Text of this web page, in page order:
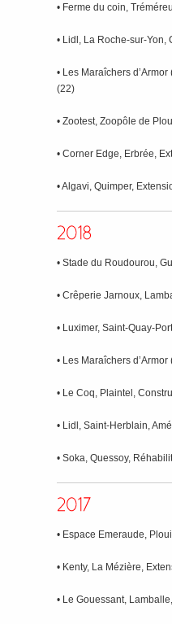
• Ferme du coin,
• Lidl, La Roche-sur-Yon,
• Les Maraîchers
(22)
• Zootest, Zoopôle de
• Corner Edge, Erbrée,
• Algavi, Quimper,
• Stade du Roudourou,
• Crêperie Jarnoux,
• Luximer, Saint-Quay-
• Les Maraîchers
• Le Coq, Plaintel,
• Lidl, Saint-Herblain,
• Soka, Quessoy,
• Espace Emeraude,
• Kenty, La Mézière,
• Le Gouessant,